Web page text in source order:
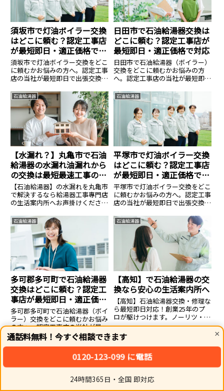
×
通話料無料！今すぐ相談できます
0120-123-099 に電話
24時間365日・全国 即対応
須坂市で灯油ボイラー交換
はどこに頼む？認定工事店
が最短即日・適正価格で対
応
須坂市で灯油ボイラー交換をどこ
に頼むかお悩みの方へ。認定工事
店の当社が最短即日で出張交換し
庫多数。寒冷地特有の凍結対策も
万全に、資格保有者が工事費込み
の適正価格で施工。見積もり無
日田市で石油給湯器交換は
どこに頼む？認定工事店が
最短即日・適正価格で対応
日田市で石油給湯器（ボイラー）
交換をどこに頼むかお悩みの方
へ。認定工事店の当社が最短即日
フィールの在庫多数。寒冷地特有
の凍結対策も万全に、資格保有者
が工事費込みの適正価格で施工。
見積もり無料。
石油給湯器
【水漏れ？】丸亀市で石油
給湯器の水漏れ油漏れから
の交換は最短最速工事の生
活案内所
【石油給湯器】の水漏れを丸亀市
で解決するなら給湯器工事專門店
の生活案内所へお声掛けくださ
カー対応、費用相場のご相談は
14.8万円〜。見積無料・24時間
365日受付中。
石油給湯器
平塚市で灯油ボイラー交換
はどこに頼む？認定工事店
が最短即日・適正価格で対
応
平塚市で灯油ボイラー交換をどこ
に頼むかお悩みの方へ。認定工事
店の当社が最短即日で出張交換し
庫多数。寒冷地特有の凍結対策も
万全に、資格保有者が工事費込み
の適正価格で施工。見積もり無
石油給湯器
多可郡多可町で石油給湯器
交換はどこに頼む？認定工
事店が最短即日・適正価格
で対応
多可郡多可町で石油給湯器（ボイ
ラー）交換をどこに頼むかお悩み
の方へ。認定工事店の当社が最短
即日で出張交換します。直圧式・
エコフィールの在庫多数。寒冷地
有者が工事費込みの適正価格で施
工。見積もり無料。
石油給湯器
【高知】で石油給湯器の交
換なら安心の生活案内所へ
【高知】石油給湯器交換・修理な
ら最短即日対応！創業25年のプ
ロが駆けつけます。ノーリツ・コ
ロナ等全メーカー対応、費用は
14.8万円〜。見積無料・24時間
365日受付中。安心の生活案内所
へ。
【浜松市浜名区】で灯油ボイラー交換な
シェア トップ